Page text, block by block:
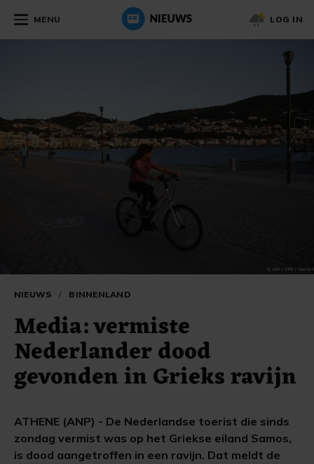
MENU LOG IN
NIEUWS / BINNENLAND
Media: vermiste
Nederlander dood
gevonden in Grieks ravijn
ATHENE (ANP) - De Nederlandse toerist die sinds
zondag vermist was op het Griekse eiland Samos,
is dood aangetroffen in een ravijn. Dat meldt de